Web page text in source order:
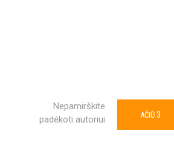
Nepamirškite
padėkoti autoriui
AČIŪ 3